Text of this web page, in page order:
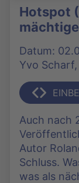
Hotspot
Datum:
Yvo
Auch nach
Autor
Schluss.
was als